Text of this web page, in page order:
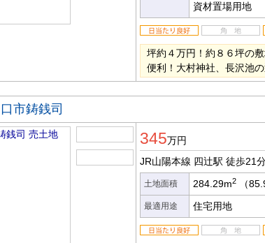
資材置場用地
坪約４万円！約８６坪の
便利！大村神社、長沢池
市鋳銭司
345万円
JR山陽本線 四辻駅 徒歩21
土地面積 284.29m2 （
最適用途 住宅用地